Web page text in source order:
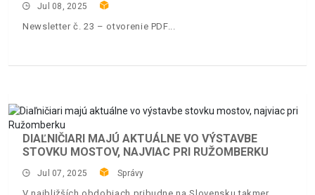
Jul 08, 2025
Newsletter č. 23 – otvorenie PDF
DIAĽNIČIARI MAJÚ AKTUÁLNE VO VÝSTAVBE
STOVKU MOSTOV, NAJVIAC PRI RUŽOMBERKU
Jul 07, 2025 Správy